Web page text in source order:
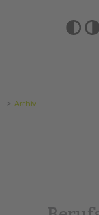
Barrierefrei-
Archiv